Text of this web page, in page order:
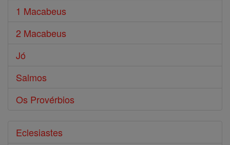
1 Macabeus
2 Macabeus
Jó
Salmos
Os Provérbios
Eclesiastes